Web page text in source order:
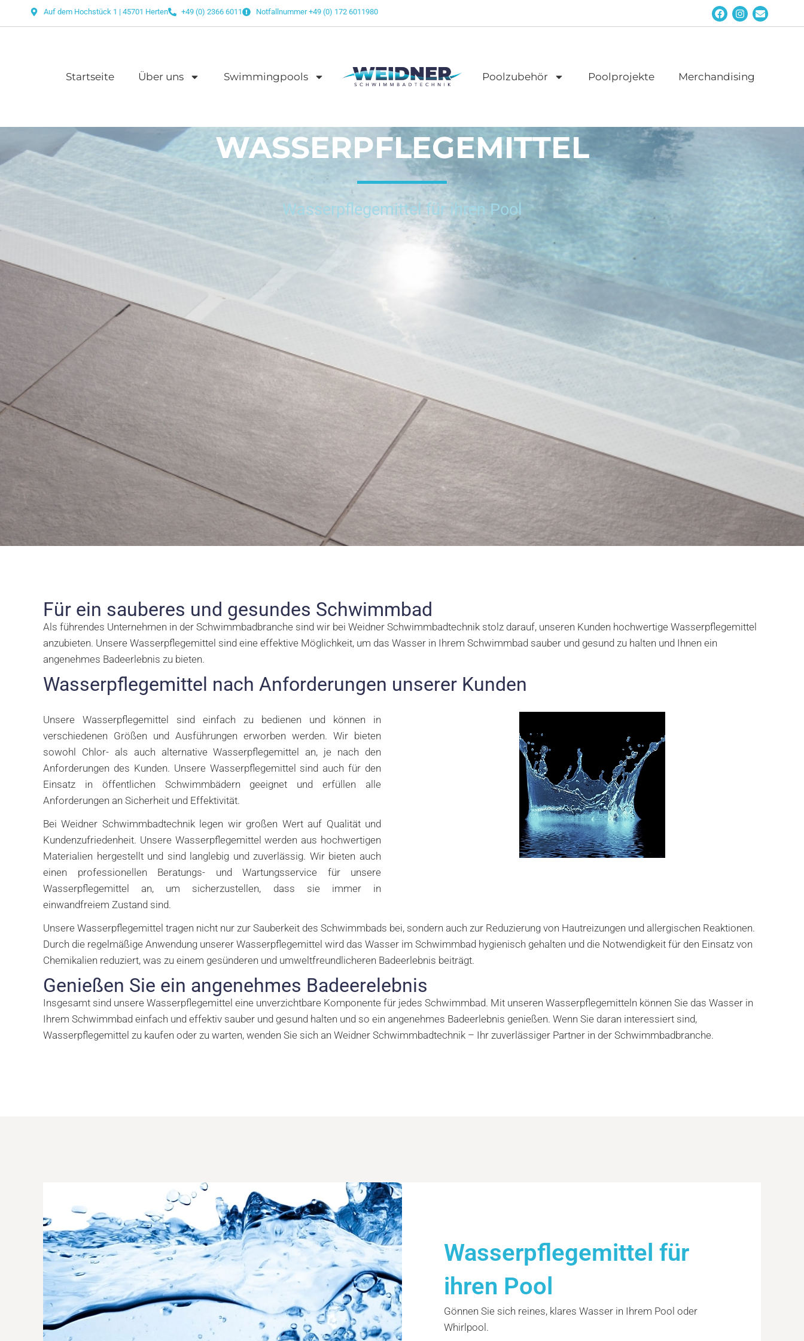
Auf dem Hochstück 1 | 45701 Herten +49 (0) 2366 6011 Notfallnummer +49 (0) 172 6011980
Startseite Über uns Swimmingpools Poolzubehör Poolprojekte Merchandising
WASSERPFLEGEMITTEL
Wasserpflegemittel für ihren Pool
Für ein sauberes und gesundes Schwimmbad
Als führendes Unternehmen in der Schwimmbadbranche sind wir bei Weidner Schwimmbadtechnik stolz darauf, unseren Kunden hochwertige Wasserpflegemittel
anzubieten. Unsere Wasserpflegemittel sind eine effektive Möglichkeit, um das Wasser in Ihrem Schwimmbad sauber und gesund zu halten und Ihnen ein
angenehmes Badeerlebnis zu bieten.
Wasserpflegemittel nach Anforderungen unserer Kunden
Unsere Wasserpflegemittel sind einfach zu bedienen und können in
verschiedenen Größen und Ausführungen erworben werden. Wir bieten
sowohl Chlor- als auch alternative Wasserpflegemittel an, je nach den
Anforderungen des Kunden. Unsere Wasserpflegemittel sind auch für den
Einsatz in öffentlichen Schwimmbädern geeignet und erfüllen alle
Anforderungen an Sicherheit und Effektivität.
Bei Weidner Schwimmbadtechnik legen wir großen Wert auf Qualität und
Kundenzufriedenheit. Unsere Wasserpflegemittel werden aus hochwertigen
Materialien hergestellt und sind langlebig und zuverlässig. Wir bieten auch
einen professionellen Beratungs- und Wartungsservice für unsere
Wasserpflegemittel an, um sicherzustellen, dass sie immer in
einwandfreiem Zustand sind.
Unsere Wasserpflegemittel tragen nicht nur zur Sauberkeit des Schwimmbads bei, sondern auch zur Reduzierung von Hautreizungen und allergischen Reaktionen.
Durch die regelmäßige Anwendung unserer Wasserpflegemittel wird das Wasser im Schwimmbad hygienisch gehalten und die Notwendigkeit für den Einsatz von
Chemikalien reduziert, was zu einem gesünderen und umweltfreundlicheren Badeerlebnis beiträgt.
Genießen Sie ein angenehmes Badeerelebnis
Insgesamt sind unsere Wasserpflegemittel eine unverzichtbare Komponente für jedes Schwimmbad. Mit unseren Wasserpflegemitteln können Sie das Wasser in
Ihrem Schwimmbad einfach und effektiv sauber und gesund halten und so ein angenehmes Badeerlebnis genießen. Wenn Sie daran interessiert sind,
Wasserpflegemittel zu kaufen oder zu warten, wenden Sie sich an Weidner Schwimmbadtechnik – Ihr zuverlässiger Partner in der Schwimmbadbranche.
Wasserpflegemittel für
ihren Pool
Gönnen Sie sich reines, klares Wasser in Ihrem Pool oder
Whirlpool.